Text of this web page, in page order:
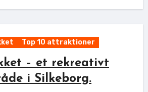
Top 10 attraktioner
– et rekreativt
i Silkeborg.